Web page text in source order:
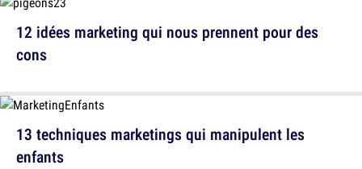
13 techniques marketings qui manipulent les
enfants
12 idées marketing qui nous prennent pour des
cons